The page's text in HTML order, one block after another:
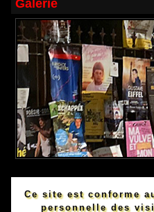
Galerie
Ce site est conforme
personnelle des